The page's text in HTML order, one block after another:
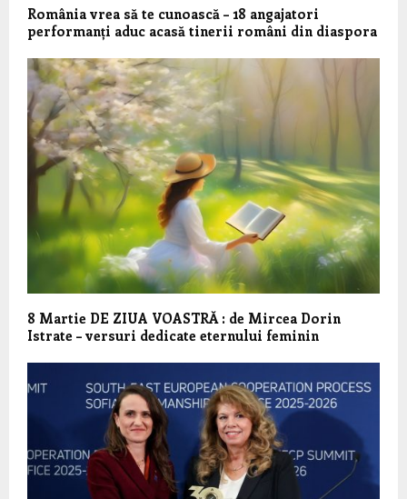
România vrea să te cunoască – 18 angajatori
performanți aduc acasă tinerii români din diaspora
8 Martie DE ZIUA VOASTRĂ : de Mircea Dorin
Istrate – versuri dedicate eternului feminin